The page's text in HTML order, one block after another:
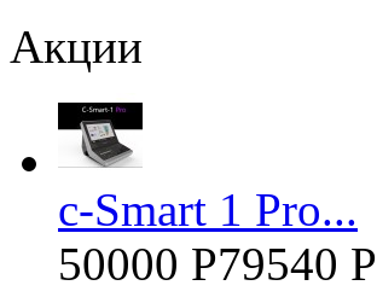
Акции
c-Smart 1 Pro...
50000 Р79540 Р